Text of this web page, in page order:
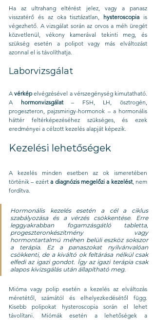
Ha az ultrahang eltérést jelez, vagy a panasz
visszatérő és az oka tisztázatlan, hysteroscopia is
végezhető. A vizsgálat során az orvos a méh üregét
közvetlenül, vékony kamerával tekinti meg, és
szükség esetén a polipot vagy más elváltozást
azonnal el is távolíthatja.
Laborvizsgálat
A vérkép elvégzésével a vérszegénység kimutatható.
A hormonvizsgálat – FSH, LH, ösztrogén,
progeszteron, pajzsmirigy-hormonok – a hormonális
háttér feltérképezéséhez szükséges, és ezek
eredményei a célzott kezelés alapját képezik.
Kezelési lehetőségek
A kezelés minden esetben az ok ismeretében
történik – ezért a diagnózis megelőzi a kezelést, nem
fordítva.
Hormonális kezelés esetén a cél a ciklus
szabályozása és a vérzés csökkentése. Erre
leggyakrabban fogamzásgátló tabletta,
progeszteronkészítmény vagy
hormontartalmú méhen belüli eszköz sokszor
a terápia. Ez a panaszokat nyilvánvalóan
csökkenti, de a kiváltó ok feltárása nélkül csak
elfedi az igazi gondot. Így az igazi terápia csak
alapos kivizsgálás után állapítható meg.
Mióma vagy polip esetén a kezelés az elváltozás
méretétől, számától és elhelyezkedésétől függ.
Kisebb polipokat hysteroscopia során el lehet
távolítani. Miómák esetén a lehetőségek a